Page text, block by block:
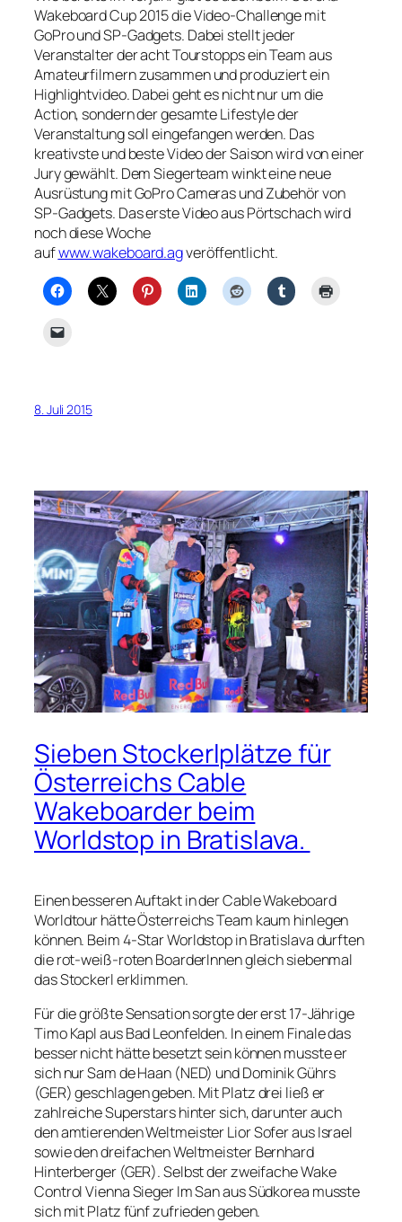
Wakeboard Cup 2015 die Video-Challenge mit
GoPro und SP-Gadgets. Dabei stellt jeder
Veranstalter der acht Tourstopps ein Team aus
Amateurfilmern zusammen und produziert ein
Highlightvideo. Dabei geht es nicht nur um die
Action, sondern der gesamte Lifestyle der
Veranstaltung soll eingefangen werden. Das
kreativste und beste Video der Saison wird von einer
Jury gewählt. Dem Siegerteam winkt eine neue
Ausrüstung mit GoPro Cameras und Zubehör von
SP-Gadgets. Das erste Video aus Pörtschach wird
noch diese Woche
aufwww.wakeboard.agveröffentlicht.
8. Juli 2015
Sieben Stockerlplätze für
Österreichs Cable
Wakeboarder beim
Worldstop in Bratislava.
Einen besseren Auftakt in der Cable Wakeboard
Worldtour hätte Österreichs Team kaum hinlegen
können. Beim 4-Star Worldstop in Bratislava durften
die rot-weiß-roten BoarderInnen gleich siebenmal
das Stockerl erklimmen.
Für die größte Sensation sorgte der erst 17-Jährige
Timo Kapl aus Bad Leonfelden. In einem Finale das
besser nicht hätte besetzt sein können musste er
sich nur Sam de Haan (NED) und Dominik Gührs
(GER) geschlagen geben. Mit Platz drei ließ er
zahlreiche Superstars hinter sich, darunter auch
den amtierenden Weltmeister Lior Sofer aus Israel
sowie den dreifachen Weltmeister Bernhard
Hinterberger (GER). Selbst der zweifache Wake
Control Vienna Sieger Im San aus Südkorea musste
sich mit Platz fünf zufrieden geben.